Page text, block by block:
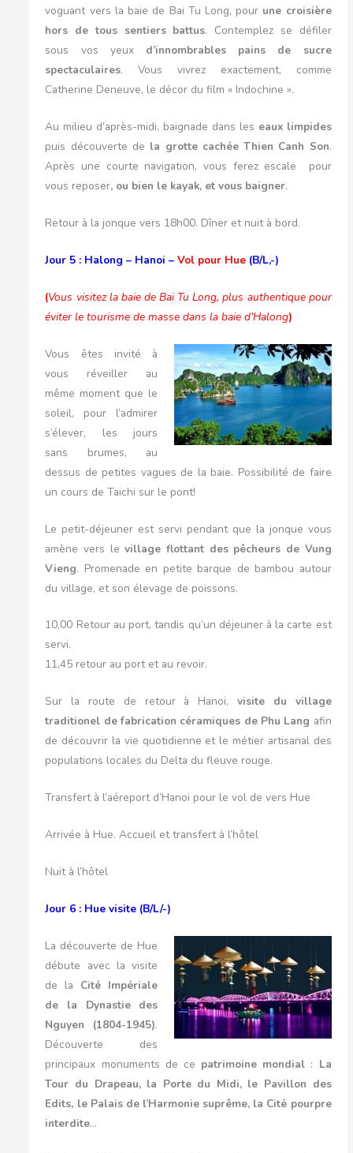
voguant vers la baie de Bai Tu Long, pour une croisière
hors de tous sentiers battus. Contemplez se défiler
sous vos yeux d’innombrables pains de sucre
spectaculaires. Vous vivrez exactement, comme
Catherine Deneuve, le décor du film « Indochine ».
Au milieu d’après-midi, baignade dans les eaux limpides
puis découverte de la grotte cachée Thien Canh Son.
Après une courte navigation, vous ferez escale pour
vous reposer, ou bien le kayak, et vous baigner.
Retour à la jonque vers 18h00. Dîner et nuit à bord.
Jour 5 : Halong – Hanoi –Vol pour Hue (B/L,-)
(Vous visitez la baie de Bai Tu Long, plus authentique pour
éviter le tourisme de masse dans la baie d’Halong)
Vous êtes invité à
vous réveiller au
même moment que le
soleil, pour l’admirer
s’élever, les jours
sans brumes, au
dessus de petites vagues de la baie. Possibilité de faire
un cours de Taichi sur le pont!
Le petit-déjeuner est servi pendant que la jonque vous
amène vers levillage flottant des pêcheurs de Vung
Vieng. Promenade en petite barque de bambou autour
du village, et son élevage de poissons.
10,00 Retour au port, tandis qu’un déjeuner à la carte est
servi.
11,45 retour au port et au revoir.
Sur la route de retour à Hanoi,visite du village
traditionel de fabrication céramiques de Phu Lang afin
de découvrir la vie quotidienne et le métier artisanal des
populations locales du Delta du fleuve rouge.
Transfert à l’aéreport d’Hanoi pour le vol de vers Hue
Arrivée à Hue. Accueil et transfert à l’hôtel
Nuit à l’hôtel
Jour 6 : Hue visite (B/L/-)
La découverte de Hue
débute avec la visite
de la Cité Impériale
de la Dynastie des
Nguyen (1804-1945).
Découverte des
principaux monuments de ce patrimoine mondial : La
Tour du Drapeau, la Porte du Midi, le Pavillon des
Edits, le Palais de l’Harmonie suprême, la Cité pourpre
interdite…